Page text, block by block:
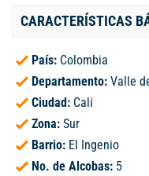
CARACTERÍSTICAS
País: Colombia
Departamento: Valle
Ciudad: Cali
Zona: Sur
Barrio: El Ingenio
No. de Alcobas: 5